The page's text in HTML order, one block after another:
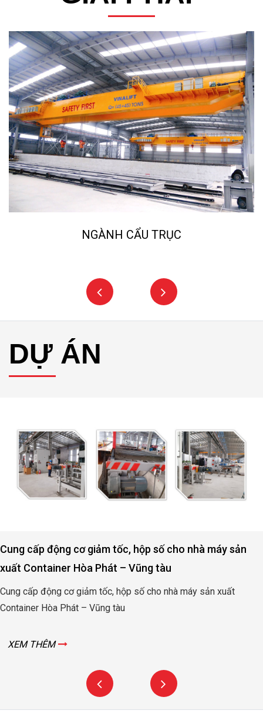
NGÀNH CẨU TRỤC
DỰ ÁN
Cung cấp động cơ giảm tốc, hộp số cho nhà máy sản
xuất Container Hòa Phát – Vũng tàu
Cung cấp động cơ giảm tốc, hộp số cho nhà máy sản xuất
Container Hòa Phát – Vũng tàu
XEM THÊM